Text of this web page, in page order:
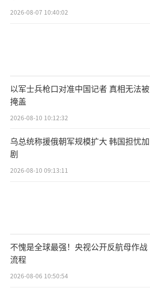
2026-08-07 10:40:02
以军士兵枪口对准中国记者 真相无法被
掩盖
2026-08-10 10:12:32
乌总统称援俄朝军规模扩大 韩国担忧加
剧
2026-08-10 09:13:11
不愧是全球最强！央视公开反航母作战
流程
2026-08-06 10:50:54